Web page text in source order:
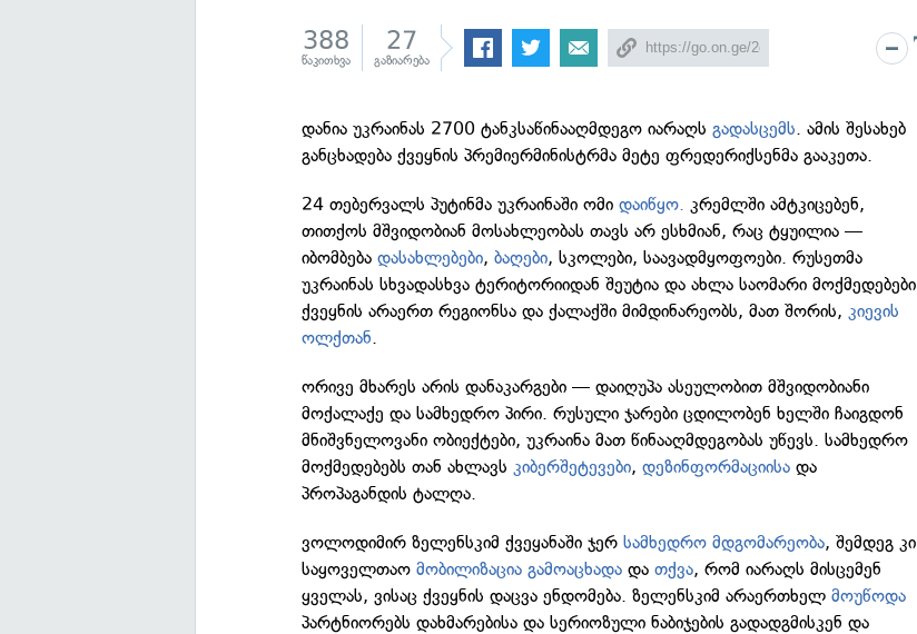
388
წაკითხვა
27
გაზიარება
დანია უკრაინას 2700 ტანკსაწინააღმდეგო იარაღსგადასცემს. ამის შესახებ
განცხადება ქვეყნის პრემიერმინისტრმა მეტე ფრედერიქსენმა გააკეთა.
24 თებერვალს პუტინმა უკრაინაში ომიდაიწყო. კრემლში ამტკიცებენ,
თითქოს მშვიდობიან მოსახლეობას თავს არ ესხმიან, რაც ტყუილია —
იბომბებადასახლებები,ბაღები, სკოლები, საავადმყოფოები. რუსეთმა
უკრაინას სხვადასხვა ტერიტორიიდან შეუტია და ახლა საომარი მოქმედებები
ქვეყნის არაერთ რეგიონსა და ქალაქში მიმდინარეობს, მათ შორის,კიევის
ოლქთან.
ორივე მხარეს არის დანაკარგები — დაიღუპა ასეულობით მშვიდობიანი
მოქალაქე და სამხედრო პირი. რუსული ჯარები ცდილობენ ხელში ჩაიგდონ
მნიშვნელოვანი ობიექტები, უკრაინა მათ წინააღმდეგობას უწევს. სამხედრო
მოქმედებებს თან ახლავსკიბერშეტევები,დეზინფორმაციისადა
პროპაგანდის ტალღა.
ვოლოდიმირ ზელენსკიმ ქვეყანაში ჯერსამხედრო მდგომარეობა, შემდეგ კი
საყოველთაომობილიზაცია გამოაცხადა დათქვა, რომ იარაღს მისცემენ
ყველას, ვისაც ქვეყნის დაცვა ენდომება. ზელენსკიმ არაერთხელმოუწოდა
პარტნიორებს დახმარებისა და სერიოზული ნაბიჯების გადადგმისკენ და